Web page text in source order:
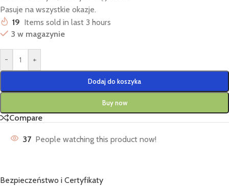
Pasuje na wszystkie okazje.
19 Items sold in last 3 hours
3 w magazynie
- +
Dodaj do koszyka
Buy now
Compare
37 People watching this product now!
Bezpieczeństwo i Certyfikaty